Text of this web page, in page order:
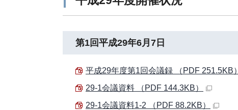
第1回平成29年6月7日
平成29年度第1回会議録 （PDF 251.5KB）
29-1会議資料 （PDF 144.3KB）
29-1会議資料1-2 （PDF 88.2KB）